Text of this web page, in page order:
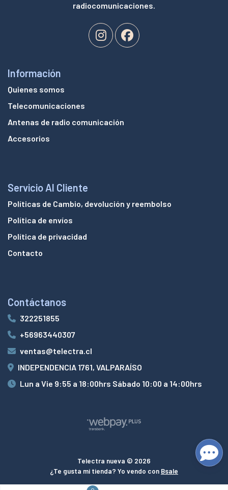
radiocomunicaciones.
Información
Quienes somos
Telecomunicaciones
Antenas de radio comunicación
Accesorios
Servicio Al Cliente
Políticas de Cambio, devolución y reembolso
Política de envíos
Política de privacidad
Contacto
Contáctanos
322251855
+56963440307
ventas@telectra.cl
INDEPENDENCIA 1761, VALPARAÍSO
Lun a Vie 9:55 a 18:00hrs Sábado 10:00 a 14:00hrs
Telectra nueva © 2026
¿Te gusta mi tienda? Yo vendo con Bsale